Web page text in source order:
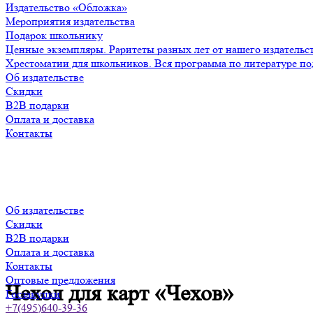
Издательство «Обложка»
Мероприятия издательства
Подарок школьнику
Ценные экземпляры. Раритеты разных лет от нашего
Хрестоматии для школьников. Вся программа по литературе
Об издательстве
Скидки
B2B подарки
Оплата и доставка
Контакты
Об издательстве
Скидки
B2B подарки
Оплата и доставка
Контакты
Оптовые предложения
Госзакупки
+7(495)640-39-36
Чехол для карт «Чехов»